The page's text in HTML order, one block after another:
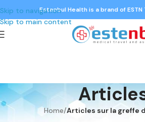
Skip to navigation
Skip to main content
Estenbul Health is a brand of ESTN
Home/Articles sur la greffe